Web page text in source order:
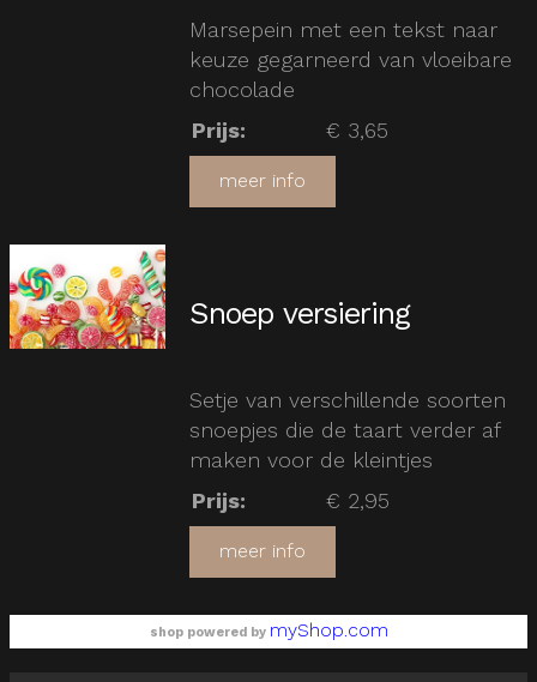
Marsepein met een tekst naar
keuze gegarneerd van vloeibare
chocolade
Prijs: € 3,65
meer info
Snoep versiering
Setje van verschillende soorten
snoepjes die de taart verder af
maken voor de kleintjes
Prijs: € 2,95
meer info
shop powered by myShop.com